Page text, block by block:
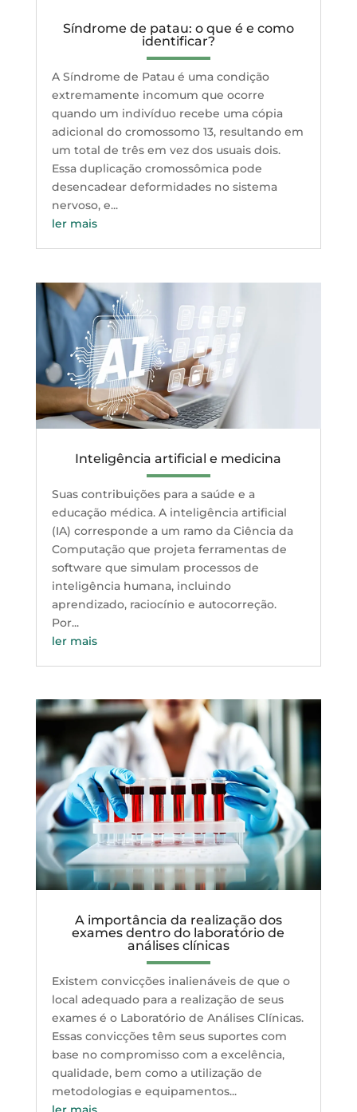
Síndrome de patau: o que é e como
identificar?
A Síndrome de Patau é uma condição
extremamente incomum que ocorre
quando um indivíduo recebe uma cópia
adicional do cromossomo 13, resultando em
um total de três em vez dos usuais dois.
Essa duplicação cromossômica pode
desencadear deformidades no sistema
nervoso, e...
ler mais
Inteligência artificial e medicina
Suas contribuições para a saúde e a
educação médica. A inteligência artificial
(IA) corresponde a um ramo da Ciência da
Computação que projeta ferramentas de
software que simulam processos de
inteligência humana, incluindo
aprendizado, raciocínio e autocorreção.
Por...
ler mais
A importância da realização dos
exames dentro do laboratório de
análises clínicas
Existem convicções inalienáveis de que o
local adequado para a realização de seus
exames é o Laboratório de Análises Clínicas.
Essas convicções têm seus suportes com
base no compromisso com a excelência,
qualidade, bem como a utilização de
metodologias e equipamentos...